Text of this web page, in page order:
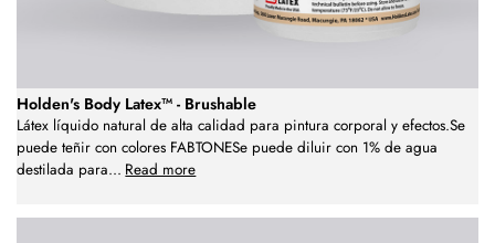
Holden's Body Latex™ - Brushable
Látex líquido natural de alta calidad para pintura corporal y efectos.Se
puede teñir con colores FABTONESe puede diluir con 1% de agua
destilada para... Read more